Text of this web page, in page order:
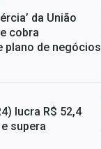
da União
cobra
plano de negócios
lucra R$ 52,4
supera